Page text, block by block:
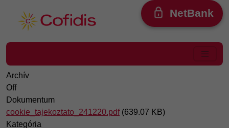
NetBank
Archív
Off
Dokumentum
cookie_tajekoztato_241220.pdf (639.07 KB)
Kategória